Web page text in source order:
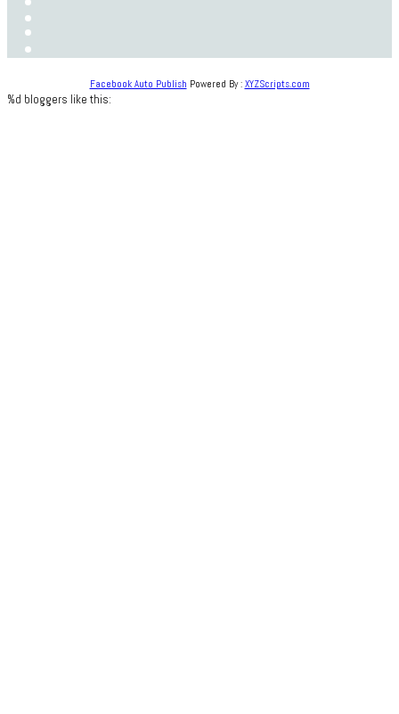
Facebook Auto Publish Powered By : XYZScripts.com
%d bloggers like this: